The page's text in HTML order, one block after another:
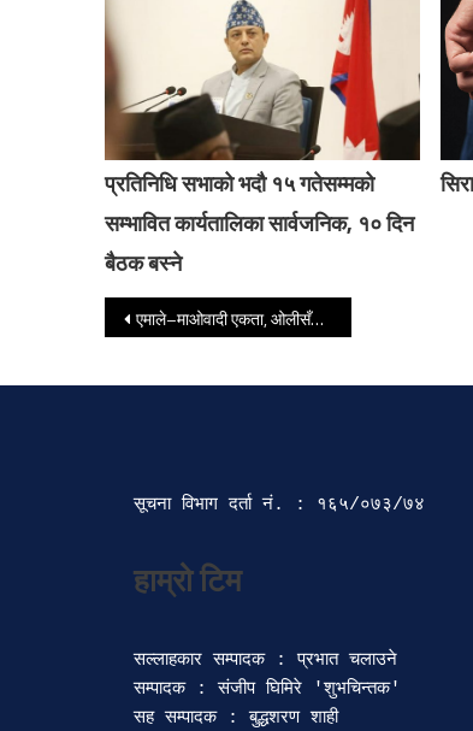
प्रतिनिधि सभाको भदौ १५ गतेसम्मको
सम्भावित कार्यतालिका सार्वजनिक, १० दिन
बैठक बस्ने
Post navigation
एमाले–माओवादी एकता, ओलीसँग प्रचण्ड सशंकित
सूचना विभाग दर्ता‍ नं. : १६५/०७३/७४
हाम्रो टिम
सल्लाहकार सम्पादक : प्रभात चलाउने
सम्पादक : संजीप घिमिरे 'शुभचिन्तक'
सह सम्पादक : बुद्धशरण शाही